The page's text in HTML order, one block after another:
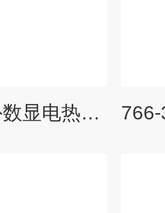
766-2AS远红外数显电热干燥箱、干燥箱报价